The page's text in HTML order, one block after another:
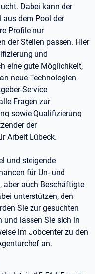
Dabei kann der
aus dem Pool der
Profile nur
der Stellen passen. Hier
und
eine gute Möglichkeit,
neue Technologien
Service
Fragen zur
sowie Qualifizierung
der
Arbeit Lübeck.
und steigende
für Un- und
aber auch Beschäftigte
unterstützen, den
Sie zur gesuchten
und lassen Sie sich in
im Jobcenter zu den
an.